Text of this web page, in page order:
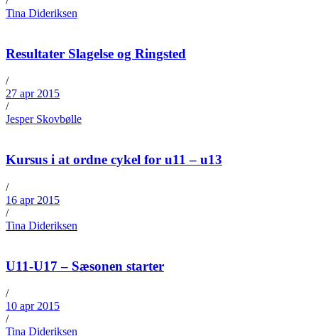
Tina Dideriksen
Resultater Slagelse og Ringsted
/
27 apr 2015
/
Jesper Skovbølle
Kursus i at ordne cykel for u11 – u13
/
16 apr 2015
/
Tina Dideriksen
U11-U17 – Sæsonen starter
/
10 apr 2015
/
Tina Dideriksen